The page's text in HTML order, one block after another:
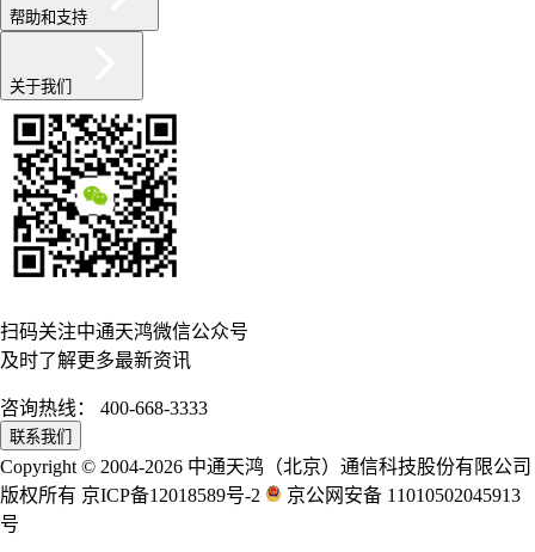
帮助和支持
关于我们
扫码关注中通天鸿微信公众号
及时了解更多最新资讯
咨询热线： 400-668-3333
联系我们
Copyright © 2004-2026 中通天鸿（北京）通信科技股份有限公司
版权所有 京ICP备12018589号-2
京公网安备 11010502045913
号